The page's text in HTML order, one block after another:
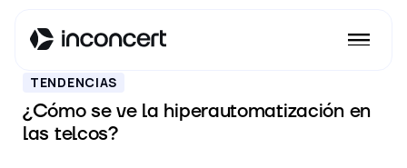
Ver todos los posts
TENDENCIAS
¿Cómo se ve la hiperautomatización en
las telcos?